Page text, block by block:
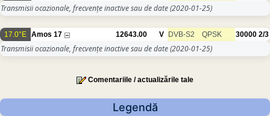
Transmisii ocazionale, frecvențe inactive sau de date(2020-01-25)
17.0°E Amos 17 12643.00 V DVB-S2 QPSK 30000 2/3
Transmisii ocazionale, frecvențe inactive sau de date(2020-01-25)
Comentariile / actualizările tale
Legendă